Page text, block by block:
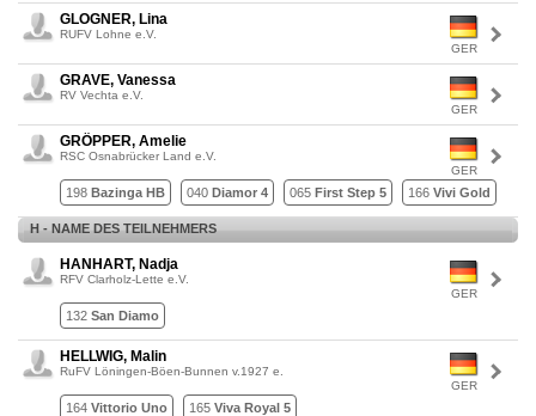
GER
GLOGNER, Lina
RUFV Lohne e.V.
GER
GRAVE, Vanessa
RV Vechta e.V.
GER
GRÖPPER, Amelie
RSC Osnabrücker Land e.V.
198 Bazinga HB 040 Diamor 4 065 First Step 5 166 Vivi Gold
H - NAME DES TEILNEHMERS
GER
HANHART, Nadja
RFV Clarholz-Lette e.V.
132 San Diamo
GER
HELLWIG, Malin
RuFV Löningen-Böen-Bunnen v.1927 e.
164 Vittorio Uno 165 Viva Royal 5